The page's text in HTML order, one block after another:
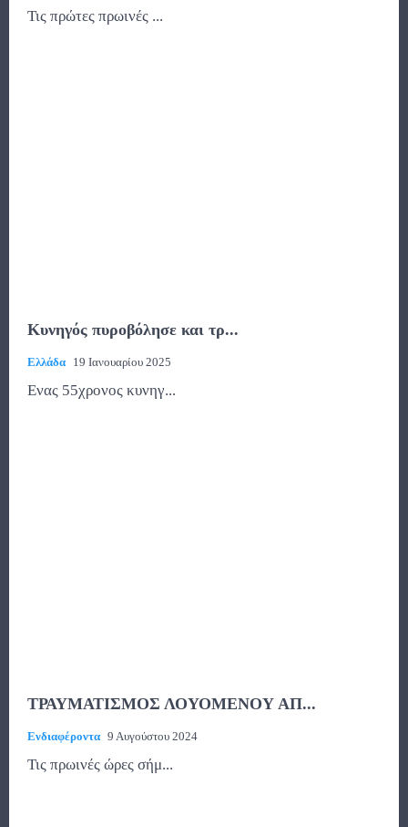
Τις πρώτες πρωινές ...
Κυνηγός πυροβόλησε και τρ...
Ελλάδα 19 Ιανουαρίου 2025
Eνας 55χρονος κυνηγ...
ΤΡΑΥΜΑΤΙΣΜΟΣ ΛΟΥΟΜΕΝΟΥ ΑΠ...
Ενδιαφέροντα 9 Αυγούστου 2024
Τις πρωινές ώρες σήμ...